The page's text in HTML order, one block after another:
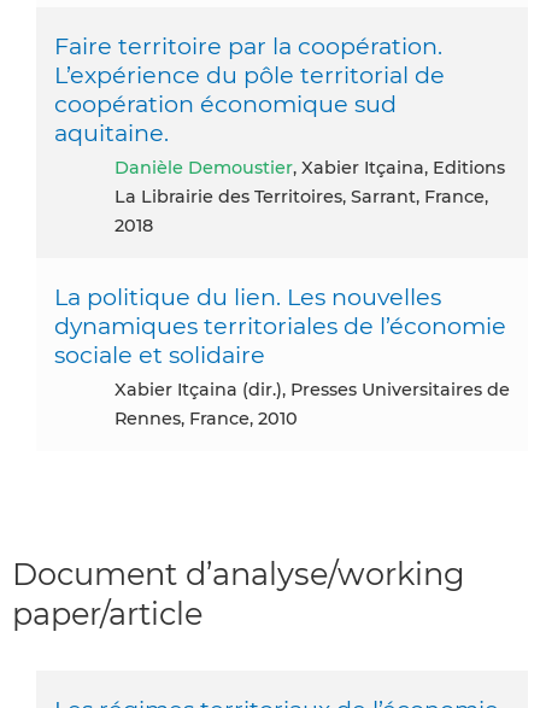
Faire territoire par la coopération.
L’expérience du pôle territorial de
coopération économique sud
aquitaine.
Danièle Demoustier, Xabier Itçaina, Editions
La Librairie des Territoires, Sarrant, France,
2018
La politique du lien. Les nouvelles
dynamiques territoriales de l’économie
sociale et solidaire
Xabier Itçaina (dir.), Presses Universitaires de
Rennes, France, 2010
Document d’analyse/working
paper/article